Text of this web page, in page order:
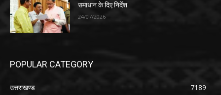
समाधान के दिए निर्देश
24/07/2026
POPULAR CATEGORY
उत्तराखण्ड
7189